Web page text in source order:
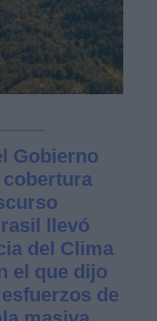
Gobierno
cobertura
llevó
del Clima
el que dijo
de